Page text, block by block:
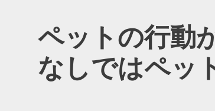
ペットの行動
なしではペッ